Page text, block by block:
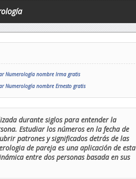
Numerología nombre Irma gratis
Numerología nombre Ernesto gratis
durante siglos para entender la
Estudiar los números en la fecha de
patrones y significados detrás de las
de pareja es una aplicación de esta
entre dos personas basada en sus